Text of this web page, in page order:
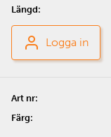
Logga in